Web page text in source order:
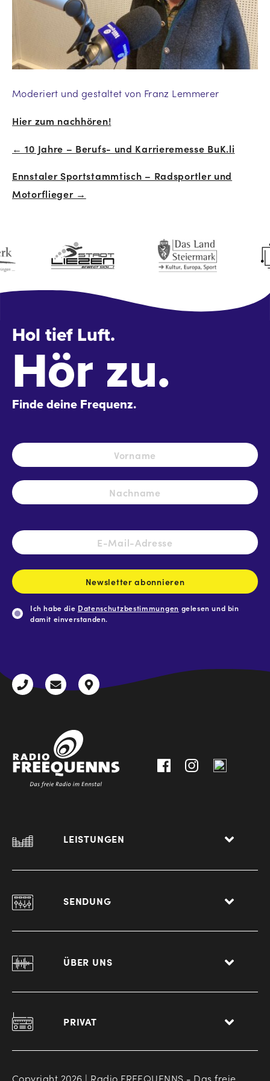
Moderiert und gestaltet von Franz Lemmerer
Hier zum nachhören!
Beitrags-
Navigation
← 10 Jahre – Berufs- und Karrieremesse BuK.li
Ennstaler Sportstammtisch – Radsportler und
Motorflieger →
Hol tief Luft.
Hör zu.
Finde deine Frequenz.
Name *
E-
Mail-
Newsletter abonnieren
Ich habe die Datenschutzbestimmungen gelesen und bin
damit einverstanden.
+43
radio@freequenns.at
Kulturhausstraße
LEISTUNGEN
SENDUNG
ÜBER UNS
PRIVAT
Copyright 2026 | Radio FREEQUENNS - Das freie